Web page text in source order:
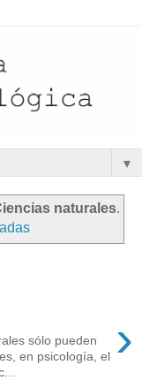
▼
naturales.
›
sólo pueden
en psicología, el